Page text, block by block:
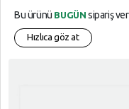
Bu ürünü BUGÜN sipariş
Hızlıca göz at